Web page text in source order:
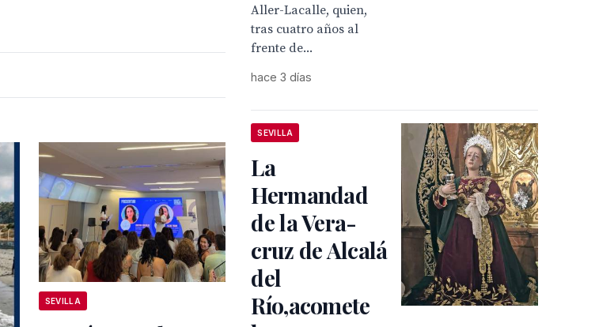
SEVILLA
Aller-Lacalle, quien,
tras cuatro años al
frente de...
hace 3 días
SEVILLA
La
Hermandad
de la Vera-
cruz de Alcalá
del
Río,acomete